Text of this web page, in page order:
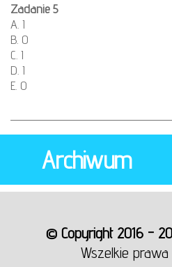
Zadanie 5
A. I
B. O
C. I
D. I
E. O
Archiwum
© Copyright 2016 -
Wszelkie prawa